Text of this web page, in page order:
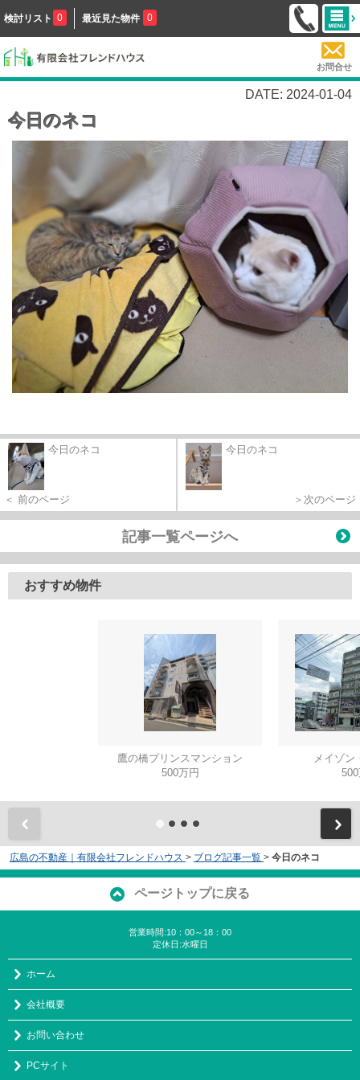
検討リスト 0 最近見た物件 0
お問合せ
DATE: 2024-01-04
今日のネコ
今日のネコ
＜ 前のページ
今日のネコ
＞次のページ
記事一覧ページへ
おすすめ物件
鷹の橋プリンスマンション
500万円
メイゾン
広島の不動産｜有限会社フレンドハウス > ブログ記事一覧 > 今日のネコ
ページトップに戻る
営業時間:10：00～18：00
定休日:水曜日
ホーム
会社概要
お問い合わせ
PCサイト